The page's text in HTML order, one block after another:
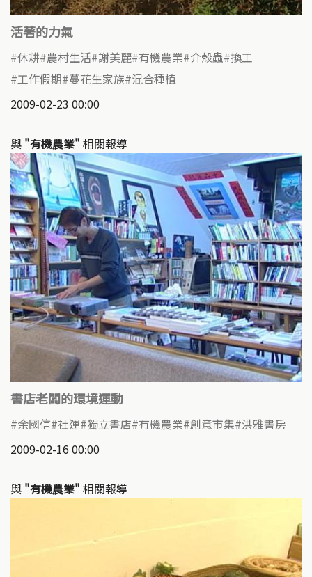
活著的力氣
休耕 農村生活 謝美麗 有機農業 介殼蟲 換工
工作假期 蔓花生家族 混合種植
2009-02-23 00:00
與 "有機農業" 相關報導
書店老闆的環境運動
余國信 社運 獨立書店 有機農業 創意市集 洪雅書房
2009-02-16 00:00
與 "有機農業" 相關報導